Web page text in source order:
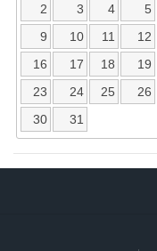
2
3 4 5
9
10 11 12
16
17 18 19
23
24 25 26
30
31